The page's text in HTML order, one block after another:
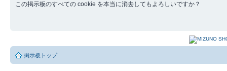
この掲示板のすべての cookie を本当に消去してもよろしいですか？
掲示板トップ